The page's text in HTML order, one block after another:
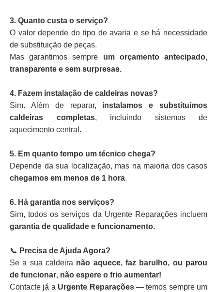
3. Quanto custa o serviço?
O valor depende do tipo de avaria e se há necessidade
de substituição de peças.
Mas garantimos sempre um orçamento antecipado,
transparente e sem surpresas.
4. Fazem instalação de caldeiras novas?
Sim. Além de reparar, instalamos e substituímos
caldeiras completas, incluindo sistemas de
aquecimento central.
5. Em quanto tempo um técnico chega?
Depende da sua localização, mas na maioria dos casos
chegamos em menos de 1 hora.
6. Há garantia nos serviços?
Sim, todos os serviços da Urgente Reparações incluem
garantia de qualidade e funcionamento.
📞 Precisa de Ajuda Agora?
Se a sua caldeira não aquece, faz barulho, ou parou
de funcionar, não espere o frio aumentar!
Contacte já a Urgente Reparações— temos sempre um